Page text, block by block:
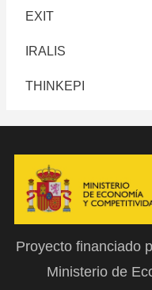
EXIT
IRALIS
THINKEPI
Proyecto financiado
Ministerio de